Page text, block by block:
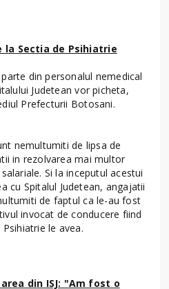
Sectia de Psihiatrie
din personalul nemedical
Judetean vor picheta,
Prefecturii Botosani.
nemultumiti de lipsa de
in rezolvarea mai multor
Si la inceputul acestui
cu Spitalul Judetean, angajatii
de faptul ca le-au fost
invocat de conducere fiind
le avea.
din ISJ: "Am fost o